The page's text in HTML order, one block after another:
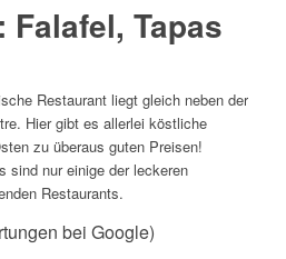
Falafel, Tapas
Restaurant liegt gleich neben der
Hier gibt es allerlei köstliche
zu überaus guten Preisen!
sind nur einige der leckeren
Restaurants.
bei Google)